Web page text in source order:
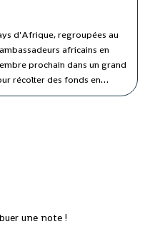
d'Afrique, regroupées au
africains en
prochain dans un grand
récolter des fonds en
annonce un communiqué
une note !